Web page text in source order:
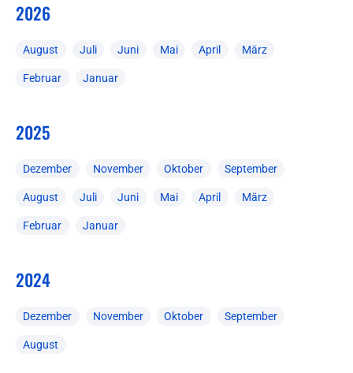
2026
August Juli Juni Mai April März
Februar Januar
2025
Dezember November Oktober September
August Juli Juni Mai April März
Februar Januar
2024
Dezember November Oktober September
August